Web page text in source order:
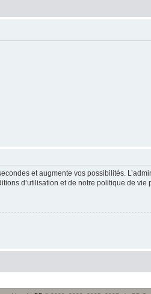
et augmente vos possibilités.
d’utilisation et de notre politique de